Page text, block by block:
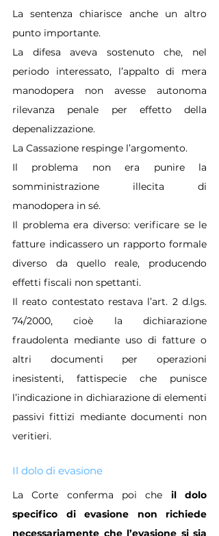
La sentenza chiarisce anche un altro
punto importante.
La difesa aveva sostenuto che, nel
periodo interessato, l’appalto di mera
manodopera non avesse autonoma
rilevanza penale per effetto della
depenalizzazione.
La Cassazione respinge l’argomento.
Il problema non era punire la
somministrazione illecita di
manodopera in sé.
Il problema era diverso: verificare se le
fatture indicassero un rapporto formale
diverso da quello reale, producendo
effetti fiscali non spettanti.
Il reato contestato restava l’art. 2 d.lgs.
74/2000, cioè la dichiarazione
fraudolenta mediante uso di fatture o
altri documenti per operazioni
inesistenti, fattispecie che punisce
l’indicazione in dichiarazione di elementi
passivi fittizi mediante documenti non
veritieri.
Il dolo di evasione
La Corte conferma poi che il dolo
specifico di evasione non richiede
necessariamente che l’evasione si sia